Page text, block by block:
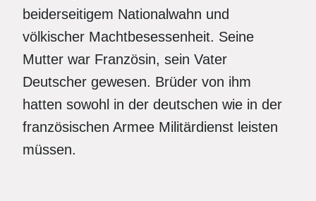
beiderseitigem Nationalwahn und
völkischer Machtbesessenheit. Seine
Mutter war Französin, sein Vater
Deutscher gewesen. Brüder von ihm
hatten sowohl in der deutschen wie in der
französischen Armee Militärdienst leisten
müssen.